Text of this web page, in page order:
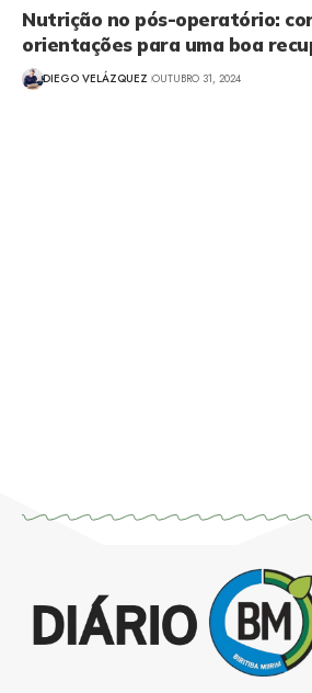
Nutrição no pós-operatório:
orientações para uma boa
DIEGO VELÁZQUEZ OUTUBRO 31, 2024